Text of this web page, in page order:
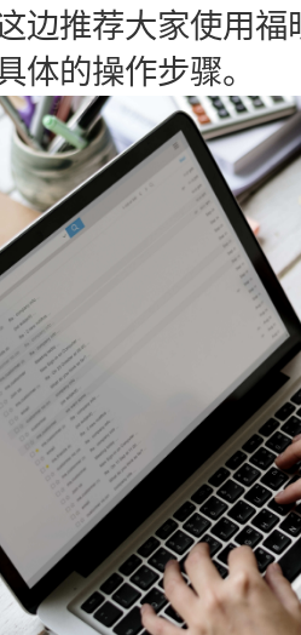
边推荐大家使用福
体的操作步骤。